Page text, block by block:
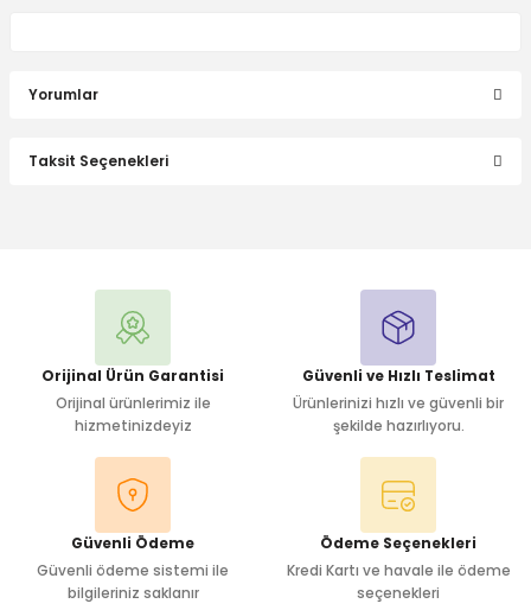
Yorumlar
Taksit Seçenekleri
Orijinal Ürün Garantisi
Orijinal ürünlerimiz ile
hizmetinizdeyiz
Güvenli ve Hızlı Teslimat
Ürünlerinizi hızlı ve güvenli bir
şekilde hazırlıyoru.
Güvenli Ödeme
Güvenli ödeme sistemi ile
bilgileriniz saklanır
Ödeme Seçenekleri
Kredi Kartı ve havale ile ödeme
seçenekleri